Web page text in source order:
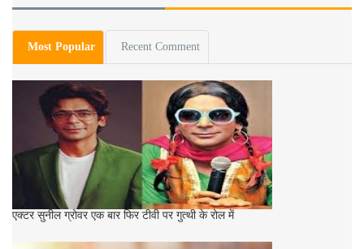
Most Popular Recent Comment
एक्टर सुनील ग्रोवर एक बार फिर टीवी पर गुत्थी के रोल में